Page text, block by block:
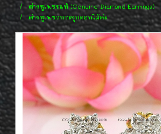
ต่างหูเพชรแท้ (Genuine Diamond Earrings)
ต่างหูเพชรกระจุกดอกไม้ค่ะ